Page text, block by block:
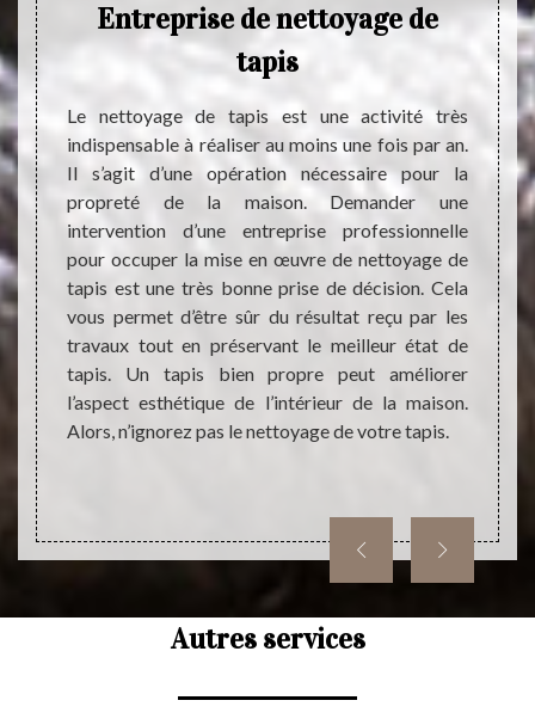
Le
le
à
tapis
Ce
pas
être
Entreprise de nettoyage de
tapis
Le nettoyage de tapis est une activité très
indispensable à réaliser au moins une fois par an.
Il s’agit d’une opération nécessaire pour la
propreté de la maison. Demander une
intervention d’une entreprise professionnelle
pour occuper la mise en œuvre de nettoyage de
tapis est une très bonne prise de décision. Cela
vous permet d’être sûr du résultat reçu par les
travaux tout en préservant le meilleur état de
tapis. Un tapis bien propre peut améliorer
l’aspect esthétique de l’intérieur de la maison.
Alors, n’ignorez pas le nettoyage de votre tapis.
Le
être
sûr
la
Autres services